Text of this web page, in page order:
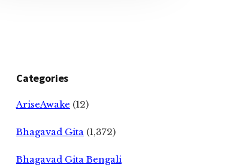
Categories
AriseAwake (12)
Bhagavad Gita (1,372)
Bhagavad Gita Bengali